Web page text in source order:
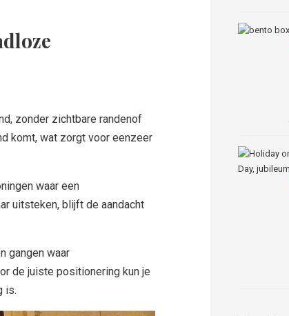
zonder zichtbare randenof
komt, wat zorgt voor eenzeer
waar een
uitsteken, blijft de aandacht
gangen waar
de juiste positionering kun je
is.